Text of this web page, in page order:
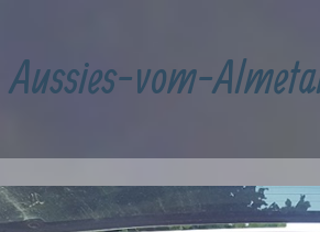
Aussies-vom-